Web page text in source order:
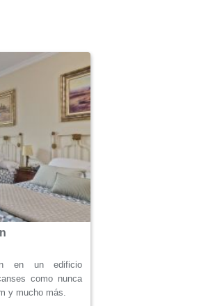
en un edificio
como nunca
y mucho más.